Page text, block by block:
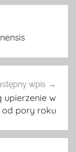
wpis
upierzenie w
od pory roku